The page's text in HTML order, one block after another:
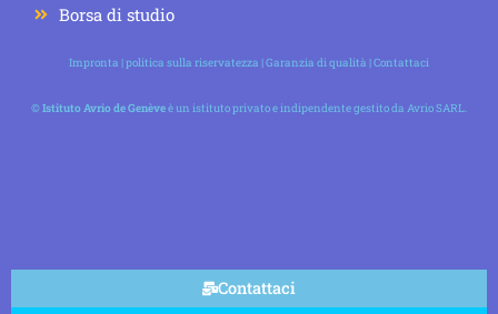
Borsa di studio
Impronta |politica sulla riservatezza |Garanzia di qualità |Contattaci
©Istituto Avrio de Genèveè un istituto privato e indipendente gestito da Avrio SARL.
Contattaci